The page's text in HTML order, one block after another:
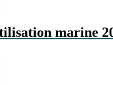
marine